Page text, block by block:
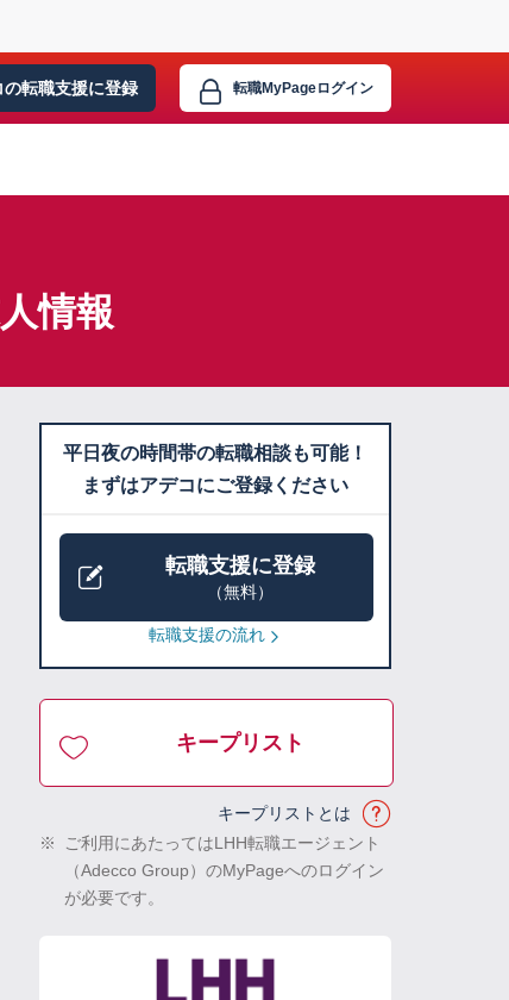
の転職支援に登録 転職MyPageログイン
情報
平日夜の時間帯の転職相談も可能！
まずはアデコにご登録ください
転職支援に登録
（無料）
転職支援の流れ
キープリスト
キープリストとは
※
ご利用にあたってはLHH転職エージェント
（Adecco Group）のMyPageへのログイン
が必要です。